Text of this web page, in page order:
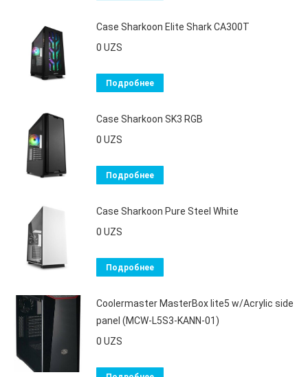
Case Sharkoon Elite Shark CA300T
0 UZS
Подробнее
Case Sharkoon SK3 RGB
0 UZS
Подробнее
Case Sharkoon Pure Steel White
0 UZS
Подробнее
Coolermaster MasterBox lite5 w/Acrylic side
panel (MCW-L5S3-KANN-01)
0 UZS